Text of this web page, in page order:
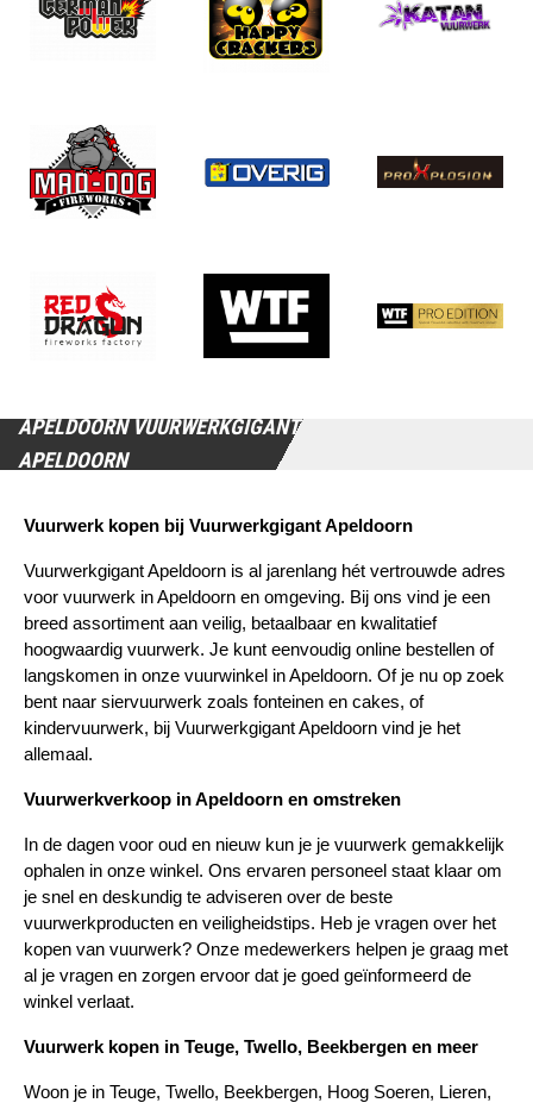
APELDOORN VUURWERKGIGANT
APELDOORN
Vuurwerk kopen bij Vuurwerkgigant Apeldoorn
Vuurwerkgigant Apeldoorn is al jarenlang hét vertrouwde adres
voor vuurwerk in Apeldoorn en omgeving. Bij ons vind je een
breed assortiment aan veilig, betaalbaar en kwalitatief
hoogwaardig vuurwerk. Je kunt eenvoudig online bestellen of
langskomen in onze vuurwinkel in Apeldoorn. Of je nu op zoek
bent naar siervuurwerk zoals fonteinen en cakes, of
kindervuurwerk, bij Vuurwerkgigant Apeldoorn vind je het
allemaal.
Vuurwerkverkoop in Apeldoorn en omstreken
In de dagen voor oud en nieuw kun je je vuurwerk gemakkelijk
ophalen in onze winkel. Ons ervaren personeel staat klaar om
je snel en deskundig te adviseren over de beste
vuurwerkproducten en veiligheidstips. Heb je vragen over het
kopen van vuurwerk? Onze medewerkers helpen je graag met
al je vragen en zorgen ervoor dat je goed geïnformeerd de
winkel verlaat.
Vuurwerk kopen in Teuge, Twello, Beekbergen en meer
Woon je in Teuge, Twello, Beekbergen, Hoog Soeren, Lieren,